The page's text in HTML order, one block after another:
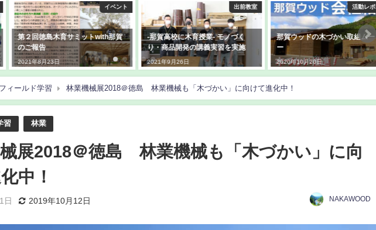
イベント
第２回徳島木育サミットwith那賀
のご報告
2021年8月23日
出前教室
-那賀高校に木育授業- モノづく
り・商品開発の講義実習を実施
2021年9月26日
活動レポート
那賀ウッドの木づかい取組ムービ
2020年10月20日
フィールド学習 林業機械展2018＠徳島 林業機械も「木づかい」に向けて進化中！
習 林業
展2018＠徳島 林業機械も「木づかい」に向
中！
日 2019年10月12日 NAKAWOOD